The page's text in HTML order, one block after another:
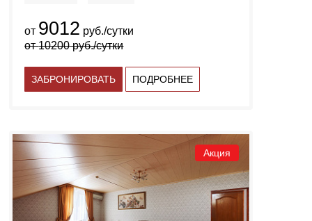
от 9012 руб./сутки
от10200руб./сутки
ЗАБРОНИРОВАТЬ ПОДРОБНЕЕ
Акция